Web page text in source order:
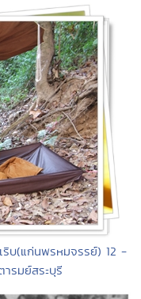
ริบ(แก่นพรหมจรรย์) 12 -
รมย์สระบุรี